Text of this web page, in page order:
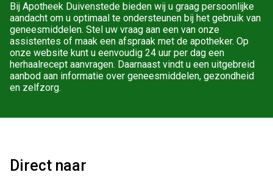
Bij Apotheek Duivenstede bieden wij u graag persoonlijke
aandacht om u optimaal te ondersteunen bij het gebruik van
geneesmiddelen. Stel uw vraag aan een van onze
assistentes of maak een afspraak met de apotheker. Op
onze website kunt u eenvoudig 24 uur per dag een
herhaalrecept aanvragen. Daarnaast vindt u een uitgebreid
aanbod aan informatie over geneesmiddelen, gezondheid
en zelfzorg.
Direct naar